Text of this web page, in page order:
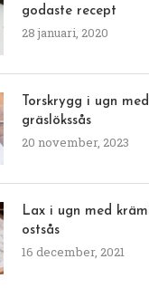
godaste recept
28 januari, 2020
Torskrygg i ugn
gräslökssås
20 november, 2023
Lax i ugn med
ostsås
16 december, 2021